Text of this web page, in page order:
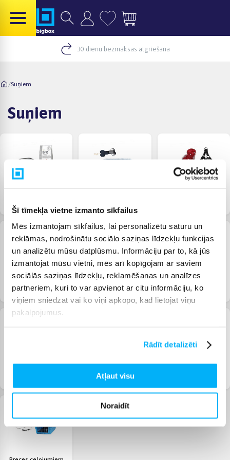
Šī tīmekļa vietne izmanto sīkfailus
Mēs izmantojam sīkfailus, lai personalizētu saturu un
reklāmas, nodrošinātu sociālo saziņas līdzekļu funkcijas
un analizētu mūsu datplūsmu. Informāciju par to, kā jūs
izmantojat mūsu vietni, mēs arī kopīgojam ar saviem
sociālās saziņas līdzekļu, reklamēšanas un analīzes
partneriem, kuri to var apvienot ar citu informāciju, ko
viņiem sniedzat vai ko viņi apkopo, kad lietojat viņu
pakalpojumus.
Rādīt detalizēti
Atļaut visu
Noraidīt
30 dienu bezmaksas atgriešana
/Suņiem
Suņiem
Higiēna Veselība
Preparāti pret
parazītiem
Kopšana